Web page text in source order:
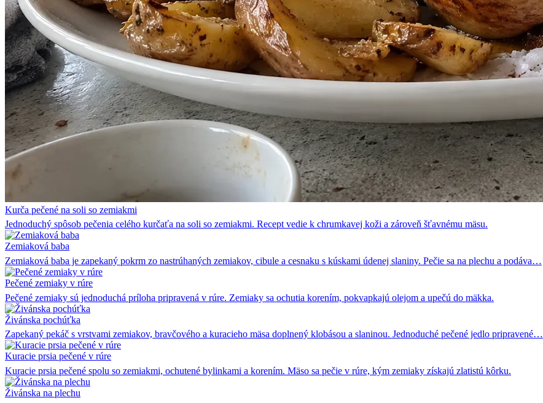
Kurča pečené na soli so zemiakmi
Jednoduchý spôsob pečenia celého kurčaťa na soli so zemiakmi. Recept vedie k chrumkavej koži a zároveň šťavnému mäsu.
Zemiaková baba
Zemiaková baba je zapekaný pokrm zo nastrúhaných zemiakov, cibule a cesnaku s kúskami údenej slaniny. Pečie sa na plechu a podáva…
Pečené zemiaky v rúre
Pečené zemiaky sú jednoduchá príloha pripravená v rúre. Zemiaky sa ochutia korením, pokvapkajú olejom a upečú do mäkka.
Živánska pochúťka
Zapekaný pekáč s vrstvami zemiakov, bravčového a kuracieho mäsa doplnený klobásou a slaninou. Jednoduché pečené jedlo pripravené…
Kuracie prsia pečené v rúre
Kuracie prsia pečené spolu so zemiakmi, ochutené bylinkami a korením. Mäso sa pečie v rúre, kým zemiaky získajú zlatistú kôrku.
Živánska na plechu